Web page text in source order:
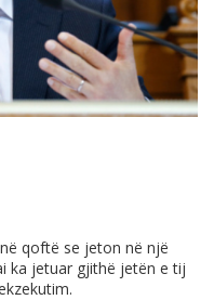
qoftë se jeton në një
ka jetuar gjithë jetën e tij